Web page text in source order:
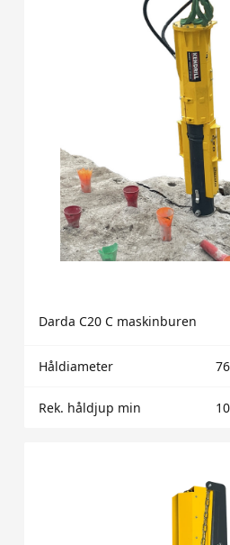
Darda C20 C maskinburen
Håldiameter
Rek. håldjup min